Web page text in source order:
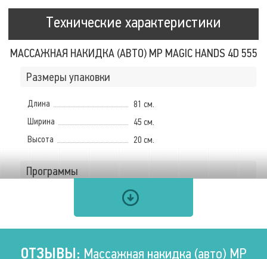
Технические характеристики
МАССАЖНАЯ НАКИДКА (АВТО) MP MAGIC HANDS 4D 555
Размеры упаковки
Длина
81 см.
Ширина
45 см.
Высота
20 см.
Программы
Количество автоматических
3 шт.
Таймер
15 мин
Нижняя область спины
ОТЗЫВЫ: Массажная накидка (авто) MP